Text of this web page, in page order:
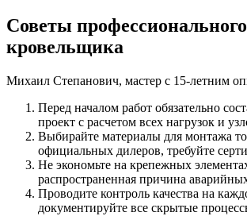
Советы профессионального
кровельщика
Михаил Степанович, мастер с 15-летним
Перед началом работ обязательно
проект с расчетом всех нагрузок и
Выбирайте материалы для монтажа
официальных дилеров, требуйте
Не экономьте на крепежных
распространенная причина
Проводите контроль качества на
документируйте все скрытые